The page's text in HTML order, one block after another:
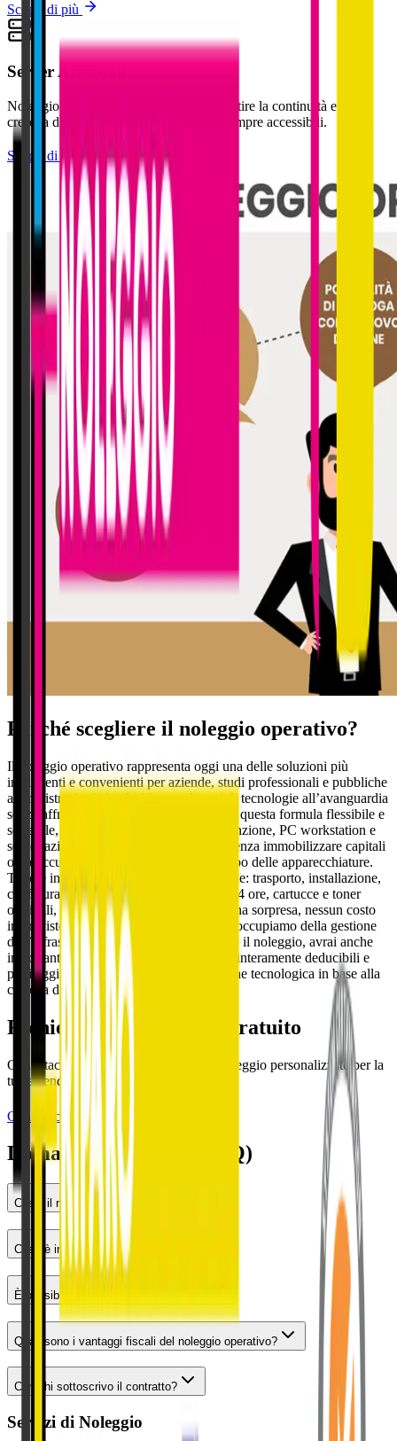
Scopri di più
Server Aziendali
Noleggio server robusti e sicuri per garantire la continuità e la
crescita della tua azienda. Dati sicuri e sempre accessibili.
Scopri di più
Perché scegliere il noleggio operativo?
Il noleggio operativo rappresenta oggi una delle soluzioni più
intelligenti e convenienti per aziende, studi professionali e pubbliche
amministrazioni che desiderano dotarsi di tecnologie all’avanguardia
senza affrontare costi iniziali elevati. Con questa formula flessibile e
scalabile, puoi ottenere stampanti multifunzione, PC workstation e
server aziendali moderni e performanti, senza immobilizzare capitali
o preoccuparti della svalutazione nel tempo delle apparecchiature.
Tutto è incluso in un unico canone mensile: trasporto, installazione,
configurazione, assistenza tecnica entro 24 ore, cartucce e toner
originali, manutenzione e ricambi. Nessuna sorpresa, nessun costo
imprevisto. Tu pensi al tuo lavoro, noi ci occupiamo della gestione
dell’infrastruttura tecnologica. Scegliendo il noleggio, avrai anche
importanti vantaggi fiscali: i canoni sono interamente deducibili e
puoi aggiornare facilmente la tua dotazione tecnologica in base alla
crescita della tua attività.
Richiedi un Preventivo Gratuito
Contattaci per scoprire le soluzioni di noleggio personalizzate per la
tua azienda. Senza alcun impegno.
Contattaci
Domande Frequenti (FAQ)
Cos’è il noleggio operativo?
Cosa è incluso nel canone?
È possibile personalizzare il servizio?
Quali sono i vantaggi fiscali del noleggio operativo?
Con chi sottoscrivo il contratto?
Servizi di Noleggio